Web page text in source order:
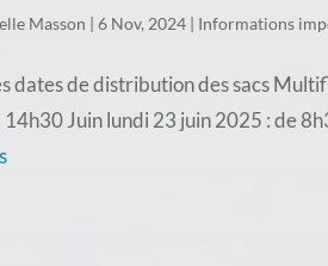
Masson |6 Nov, 2024 | Informations
dates de distribution des sacs
14h30 Juin lundi 23 juin 2025 : de